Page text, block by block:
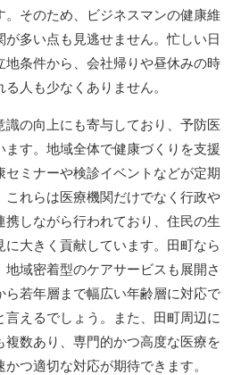
。そのため、ビジネスマンの健康維
多い点も見逃せません。忙しい日
地条件から、会社帰りや昼休みの時
人も少なくありません。
識の向上にも寄与しており、予防医
す。地域全体で健康づくりを支援
ミナーや検診イベントなどが定期
これらは医療機関だけでなく行政や
携しながら行われており、住民の生
大きく貢献しています。田町なら
域密着型のケアサービスも展開さ
ら若年層まで幅広い年齢層に対応で
言えるでしょう。また、田町周辺に
複数あり、専門的かつ高度な医療を
つ適切な対応が期待できます。